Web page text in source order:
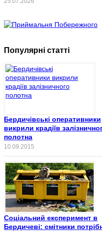
Популярні статті
Бердичівські оперативники
викрили крадіїв
полотна
10.09.2015
Соціальний експеримент в
Бердичеві: смітники